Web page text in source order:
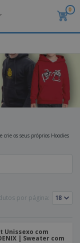
0
os seus próprios Hoodies
por página:
Unissexo com
| Sweater com